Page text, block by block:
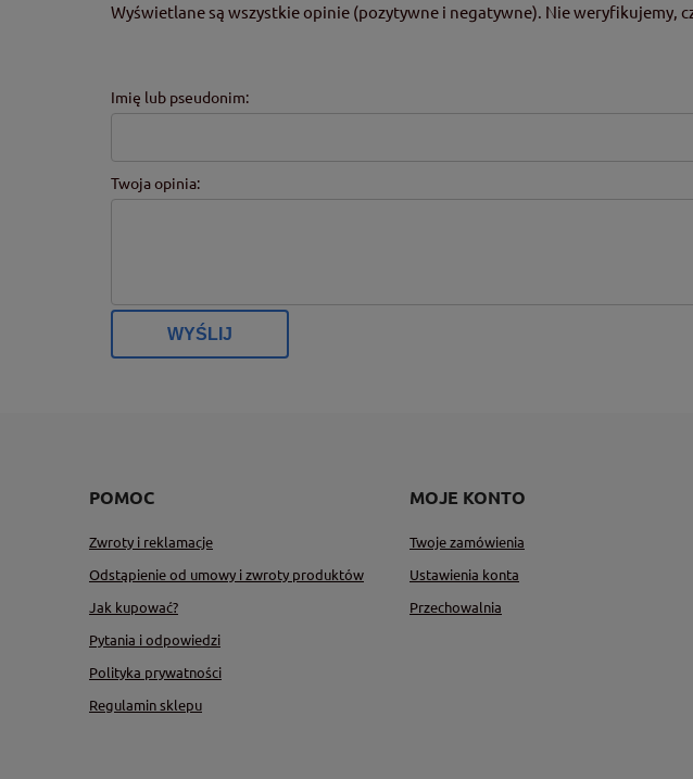
Wyświetlane są wszystkie opinie (pozytywne i negatywne). Nie weryfikujemy,
Imię lub pseudonim:
Twoja opinia:
WYŚLIJ
POMOC
Zwroty i reklamacje
Odstąpienie od umowy i zwroty produktów
Jak kupować?
Pytania i odpowiedzi
Polityka prywatności
Regulamin sklepu
MOJE KONTO
Twoje zamówienia
Ustawienia konta
Przechowalnia